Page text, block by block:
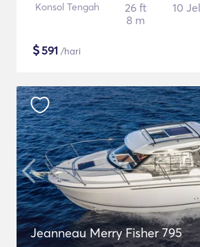
Konsol Tengah
26 ft
8 m
10
$591 /hari
Jeanneau Merry Fisher 795